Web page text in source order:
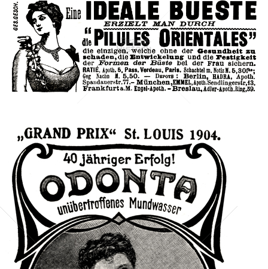
PILULES ORIENTALES
Pharmacie des Pilules Apollo, Paris
1905
Bild-ID: 42632